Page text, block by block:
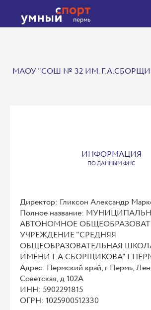
МАОУ "СОШ № 32 ИМ.
ИНФОРМАЦИЯ
ПО ДАННЫМ ФНС
Директор: Гликсон Александр
Полное название:
АВТОНОМНОЕ
УЧРЕЖДЕНИЕ "СРЕДНЯЯ
ОБЩЕОБРАЗОВАТЕЛЬНАЯ
ИМЕНИ Г.А.СБОРЩИКОВА"
Адрес: Пермский край, г Пермь,
Советская, д 102А
ИНН: 5902291815
ОГРН: 1025900512330